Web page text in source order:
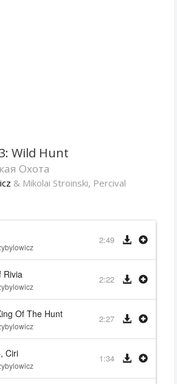
Wild Hunt
Охота
& Mikolai Stroinski, Percival
2:49
Rivia 2:22
Of The Hunt 2:27
Ciri 1:34